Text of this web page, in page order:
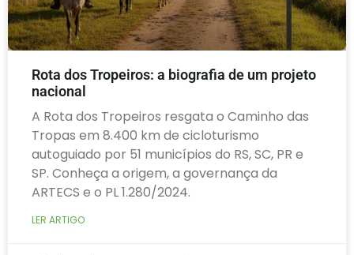
Rota dos Tropeiros: a biografia de um projeto
nacional
A Rota dos Tropeiros resgata o Caminho das
Tropas em 8.400 km de cicloturismo
autoguiado por 51 municípios do RS, SC, PR e
SP. Conheça a origem, a governança da
ARTECS e o PL 1.280/2024.
LER ARTIGO